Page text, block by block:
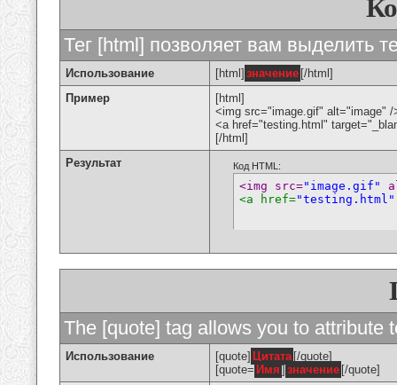
Тег [html] позволяет вам выделить
Использование [html] значение [/html]
Пример
[html]
<img src="image.gif" alt="image" /
<a href="testing.html"
[/html]
Результат
Код HTML:
<img src="image.gif"
<a href="testing.html"
The [quote] tag allows you to attribute
Использование [quote] Цитата [/quote]
[quote= Имя ] значение [/quote]